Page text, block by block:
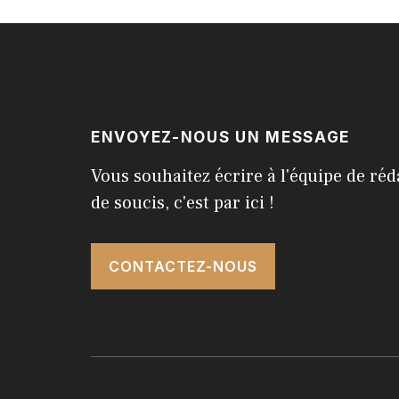
ENVOYEZ-NOUS UN MESSAGE
Vous souhaitez écrire à l'équipe de
de soucis, c'est par ici !
CONTACTEZ-NOUS